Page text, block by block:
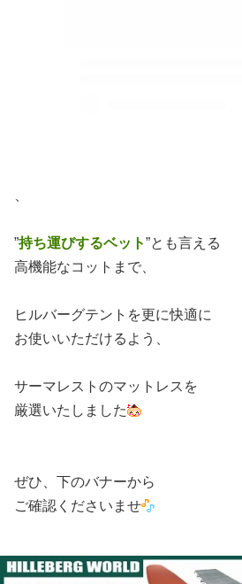
”持ち運びするベット”とも言える
高機能なコットまで、
ヒルバーグテントを更に快適に
お使いいただけるよう、
サーマレストのマットレスを
厳選いたしました
ぜひ、下のバナーから
ご確認くださいませ